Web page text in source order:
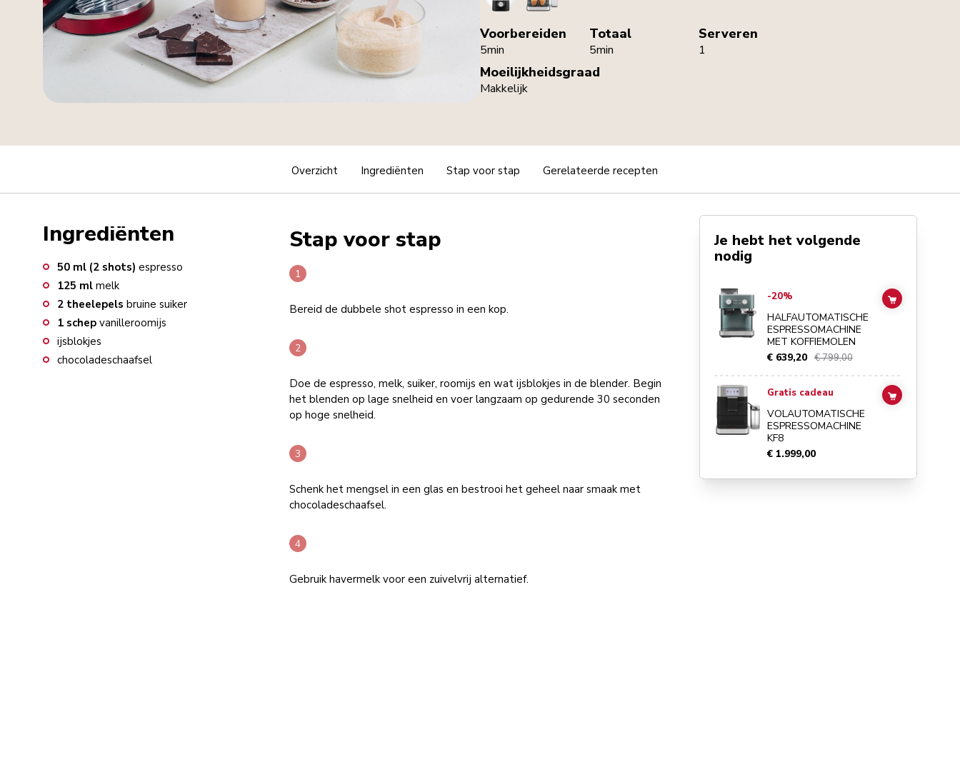
Voorbereiden
5min
Totaal
5min
Serveren
1
Moeilijkheidsgraad
Makkelijk
Overzicht Ingrediënten Stap voor stap Gerelateerde recepten
Ingrediënten
50 ml (2 shots) espresso
125 ml melk
2 theelepels bruine suiker
1 schep vanilleroomijs
ijsblokjes
chocoladeschaafsel
Stap voor stap
Bereid de dubbele shot espresso in een kop.
Doe de espresso, melk, suiker, roomijs en wat ijsblokjes in de blender. Begin
het blenden op lage snelheid en voer langzaam op gedurende 30 seconden
op hoge snelheid.
Schenk het mengsel in een glas en bestrooi het geheel naar smaak met
chocoladeschaafsel.
Gebruik havermelk voor een zuivelvrij alternatief.
Je hebt het volgende
nodig
Go toHalfautomatische espressomachine met koffiemolen
-20%
HALFAUTOMATISCHE
ESPRESSOMACHINE
MET KOFFIEMOLEN
€ 639,20 € 799,00
ADD TO CART
Go toVolautomatische espressomachine KF8
Gratis cadeau
VOLAUTOMATISCHE
ESPRESSOMACHINE
KF8
€ 1.999,00
ADD TO CART